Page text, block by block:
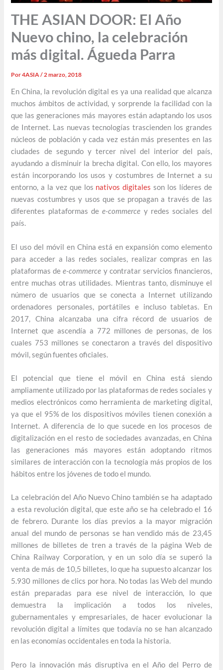
THE ASIAN DOOR: El Año
Nuevo chino, la celebración
más digital. Águeda Parra
Por4ASIA/ 2 marzo, 2018
En China, la revolución digital es ya una realidad que alcanza
muchos ámbitos de actividad, y sorprende la facilidad con la
que las generaciones más mayores están adaptando los usos
de Internet. Las nuevas tecnologías trascienden los grandes
núcleos de población y cada vez están más presentes en las
ciudades de segundo y tercer nivel del interior del país,
ayudando a disminuir la brecha digital. Con ello, los mayores
están incorporando los usos y costumbres de Internet a su
entorno, a la vez que los nativos digitales son los líderes de
nuevas costumbres y usos que se propagan a través de las
diferentes plataformas dee-commerce y redes sociales del
país.
El uso del móvil en China está en expansión como elemento
para acceder a las redes sociales, realizar compras en las
plataformas dee-commerce y contratar servicios financieros,
entre muchas otras utilidades. Mientras tanto, disminuye el
número de usuarios que se conecta a Internet utilizando
ordenadores personales, portátiles e incluso tabletas. En
2017, China alcanzaba una cifra récord de usuarios de
Internet que ascendía a 772 millones de personas, de los
cuales 753 millones se conectaron a través del dispositivo
móvil, según fuentes oficiales.
El potencial que tiene el móvil en China está siendo
ampliamente utilizado por las plataformas de redes sociales y
medios electrónicos como herramienta de marketing digital,
ya que el 95% de los dispositivos móviles tienen conexión a
Internet. A diferencia de lo que sucede en los procesos de
digitalización en el resto de sociedades avanzadas, en China
las generaciones más mayores están adoptando ritmos
similares de interacción con la tecnología más propios de los
hábitos entre los jóvenes de todo el mundo.
La celebración del Año Nuevo Chino también se ha adaptado
a esta revolución digital, que este año se ha celebrado el 16
de febrero. Durante los días previos a la mayor migración
anual del mundo de personas se han vendido más de 23,45
millones de billetes de tren a través de la página Web de
China Railway Corporation, y en un solo día se superó la
venta de más de 10,5 billetes, lo que ha supuesto alcanzar los
5.930 millones de clics por hora. No todas las Web del mundo
están preparadas para ese nivel de interacción, lo que
demuestra la implicación a todos los niveles,
gubernamentales y empresariales, de hacer evolucionar la
revolución digital a límites que todavía no se han alcanzado
en las economías occidentales en toda la historia.
Pero la innovación más disruptiva en el Año del Perro de